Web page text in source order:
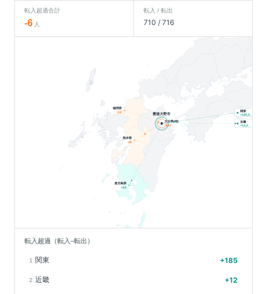
転入超過合計
-6 人
転入 / 転出
710 / 716
鹿児島県
+10
福岡県
-22
熊本県
-28
大分県(他)
-163
豊後大野市
関東
+185人
近畿
+12人
転入超過（転入−転出）
1 関東 +185
2 近畿 +12